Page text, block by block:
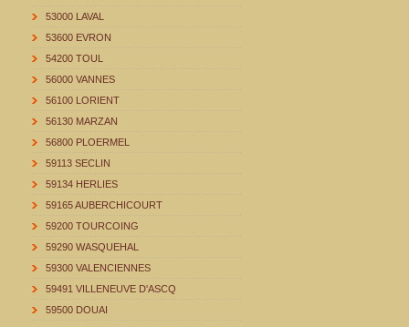
53000 LAVAL
53600 EVRON
54200 TOUL
56000 VANNES
56100 LORIENT
56130 MARZAN
56800 PLOERMEL
59113 SECLIN
59134 HERLIES
59165 AUBERCHICOURT
59200 TOURCOING
59290 WASQUEHAL
59300 VALENCIENNES
59491 VILLENEUVE D'ASCQ
59500 DOUAI